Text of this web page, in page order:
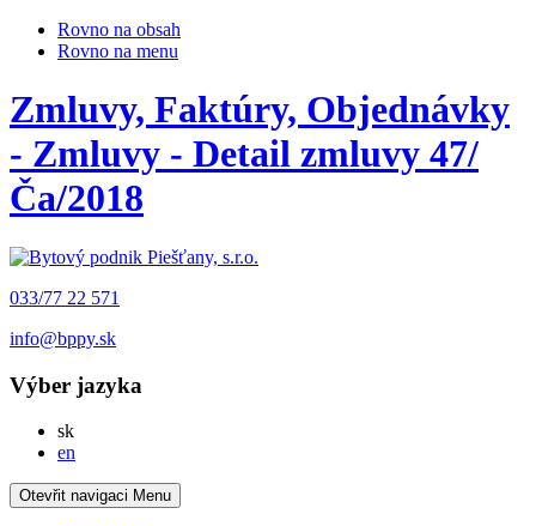
Rovno na obsah
Rovno na menu
Zmluvy, Faktúry, Objednávky
- Zmluvy - Detail zmluvy 47/
Ča/2018
033/77 22 571
info@bppy.sk
Výber jazyka
skSlovensky
en
Otevřit navigaci Menu